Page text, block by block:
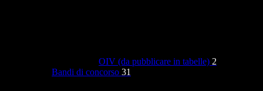
OIV (da pubblicare in tabelle) 2
Bandi di concorso 31